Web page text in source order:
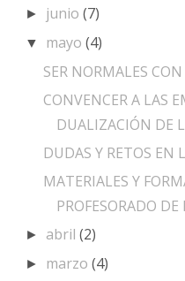
► junio(7)
▼ mayo(4)
SER NORMALES
CONVENCER A LAS
DUALIZACIÓN DE
DUDAS Y RETOS EN
MATERIALES Y
PROFESORADO DE
► abril(2)
► marzo(4)